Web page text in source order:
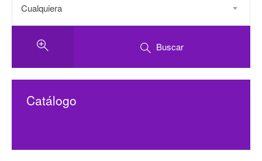
Cualquiera
Buscar
Catálogo